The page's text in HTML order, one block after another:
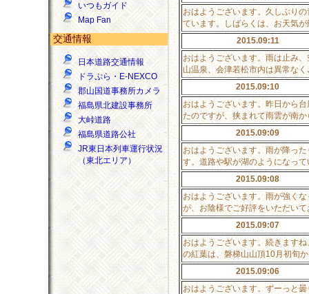
いつもガイド
Map Fan
交通情報
日本道路交通情報
ドラぷら・E-NEXCO
郡山国道事務所カメラ
福島県北建設事務所
大峠道路
福島県道路公社
JR東日本列車運行状況
（東北エリア）
おはようございます。久しぶり
ています。しばらくは、お天気
2015.09:11
おはようございます。雨は止み
山温泉、会津若松市内は異常な
2015.09:10
おはようございます。昨日から
たのですが、挟まれて雨雲が南
2015.09:09
おはようございます。雨が降っ
す。道路や駅が湖のようになっ
2015.09:08
おはようございます。雨が強く
が、お陰様でご好評をいただい
2015.09:07
おはようございます。続きます
の紅葉は、磐梯山山頂10月初旬
2015.09:06
おはようございます。ずーっと